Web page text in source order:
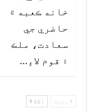
خانه ڪعبه ۾
حاضري جي
سعادت، ملڪ
۽ قوم لاءِ…
پچھلا اگلا